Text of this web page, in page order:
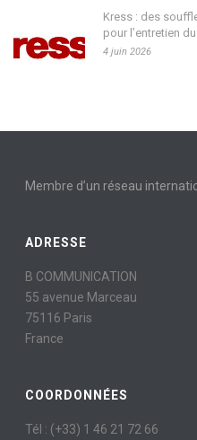
Kress : des
pour l’entretien
4 juin 2026
Membre d’un réseau
ADRESSE
B COMMUNICATION
55 avenue Marceau
75116 Paris
France
COORDONNÉES
Tél : (+33) 1 46 21 72 66